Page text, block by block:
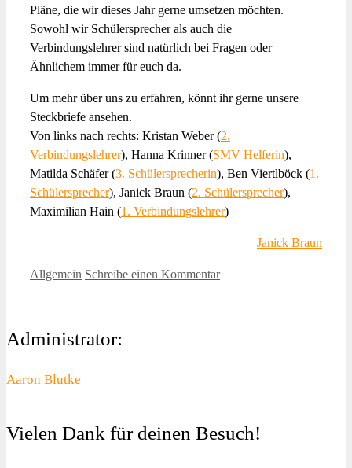
Pläne, die wir dieses Jahr gerne umsetzen möchten.
Sowohl wir Schülersprecher als auch die
Verbindungslehrer sind natürlich bei Fragen oder
Ähnlichem immer für euch da.
Um mehr über uns zu erfahren, könnt ihr gerne unsere
Steckbriefe ansehen.
Von links nach rechts: Kristan Weber (2.
Verbindungslehrer), Hanna Krinner (SMV Helferin),
Matilda Schäfer (3. Schülersprecherin), Ben Viertlböck (1.
Schülersprecher), Janick Braun (2. Schülersprecher),
Maximilian Hain (1. Verbindungslehrer)
Janick Braun
Kategorien
Allgemein Schreibe einen Kommentar
Administrator:
Aaron Blutke
Vielen Dank für deinen Besuch!